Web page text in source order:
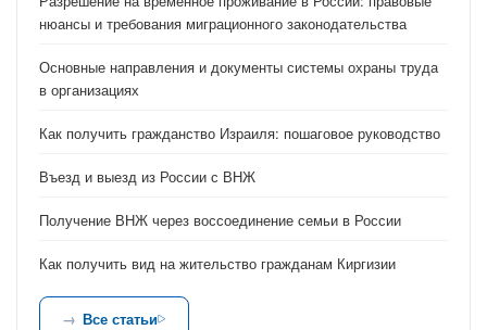
нюансы и требования миграционного законодательства
Основные направления и документы системы охраны труда
в организациях
Как получить гражданство Израиля: пошаговое руководство
Въезд и выезд из России с ВНЖ
Получение ВНЖ через воссоединение семьи в России
Как получить вид на жительство гражданам Киргизии
Все статьи